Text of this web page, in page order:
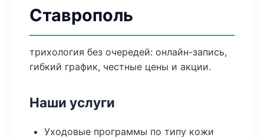
Ставрополь
трихология без очередей: онлайн-запись,
гибкий график, честные цены и акции.
Наши услуги
Уходовые программы по типу кожи